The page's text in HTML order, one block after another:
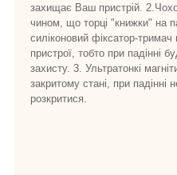
захищає Ваш пристрій.
чином, що торці "книжки" на
силіконовий фіксатор-
пристрої, тобто при падінні
захисту. 3. Ультратонкі
закритому стані, при падінні
розкритися.